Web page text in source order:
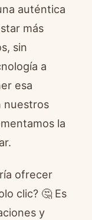
auténtica
más
sin
a
esa
nuestros
la
ofrecer
clic? 🤔 Es
y